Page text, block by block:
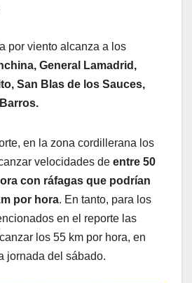
por viento alcanza a los
General Lamadrid,
San Blas de los Sauces,
en la zona cordillerana los
velocidades de entre 50
con ráfagas que podrían
por hora. En tanto, para los
en el reporte las
los 55 km por hora, en
jornada del sábado.